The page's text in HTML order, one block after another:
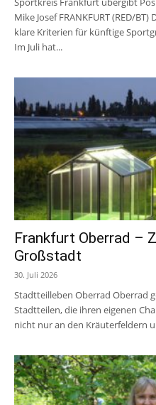
Mike Josef FRANKFURT (RED/
klare Kriterien für künftige
Im Juli hat...
Frankfurt Oberrad –
Großstadt
30. Juli 2026
Stadtteilleben Oberrad Oberrad
Stadtteilen, die ihren eigenen
nicht nur an den Kräuterfeldern